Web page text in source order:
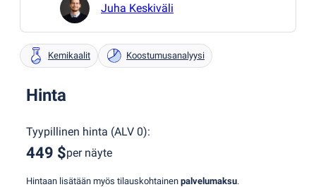
Juha Keskiväli
Kemikaalit Koostumusanalyysi
Hinta
Tyypillinen hinta (ALV 0):
449 $per näyte
Hintaan lisätään myös tilauskohtainen palvelumaksu.